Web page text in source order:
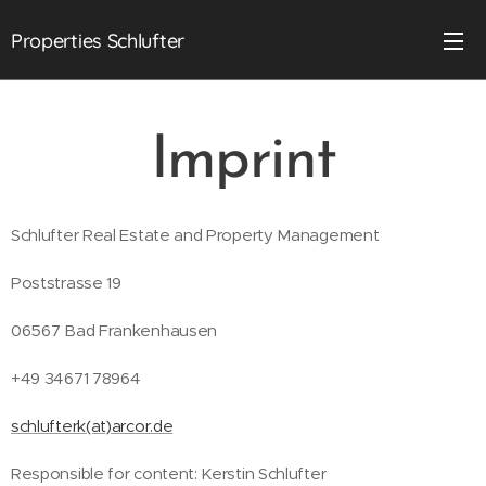
Properties Schlufter
Imprint
Schlufter Real Estate and Property Management
Poststrasse 19
06567 Bad Frankenhausen
+49 34671 78964
schlufterk(at)arcor.de
Responsible for content: Kerstin Schlufter